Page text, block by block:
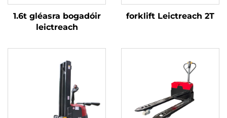
1.6t gléasra bogadóir
leictreach
forklift Leictreach 2T